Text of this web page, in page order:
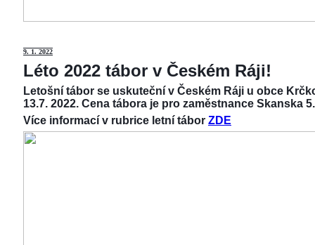
9. 1. 2022
Léto 2022 tábor v Českém Ráji!
Letošní tábor se uskuteční v Českém Ráji u obce
13.7. 2022. Cena tábora je pro zaměstnance Skanska
Více informací v rubrice letní tábor ZDE